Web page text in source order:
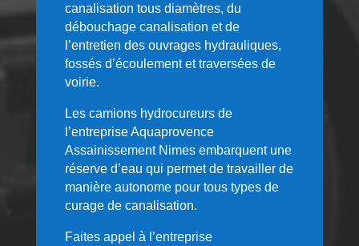
canalisation tous diamètres, du
débouchage canalisation et de
l’entretien des ouvrages hydrauliques,
fossés d’écoulement et traversées de
voirie.
Les camions hydrocureurs de
l’entreprise Aquaprovence
Assainissement Nimes embarquent une
réserve d’eau qui permet de travailler de
manière autonome pour tous types de
curage de canalisation.
Faites appel à l’entreprise